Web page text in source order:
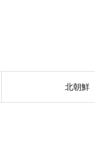
北朝鮮